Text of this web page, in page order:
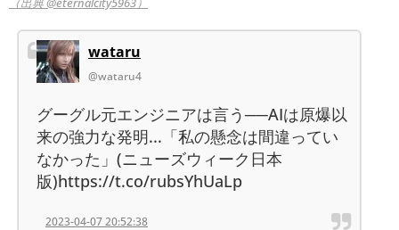
wataru
@wataru4
グーグル元エンジニアは言う──AIは原爆以
来の強力な発明...「私の懸念は間違ってい
なかった」(ニューズウィーク日本
版)https://t.co/rubsYhUaLp
2023-04-07 20:52:38